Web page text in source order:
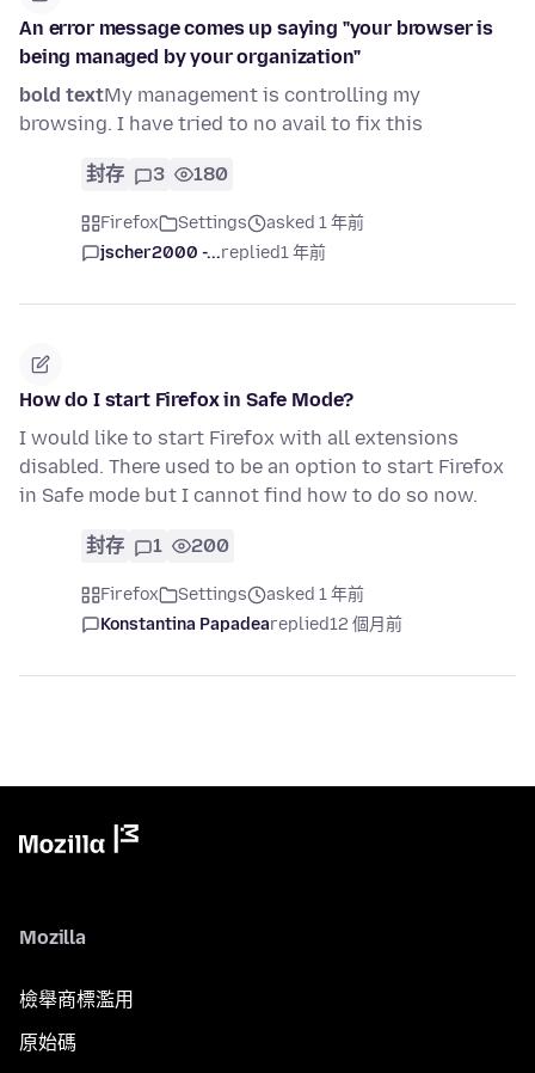
An error message comes up saying "your browser is
being managed by your organization"
bold textMy management is controlling my
browsing. I have tried to no avail to fix this
封存 3 180
Firefox Settings
asked 1 年前
jscher2000 -...replied1 年前
How do I start Firefox in Safe Mode?
I would like to start Firefox with all extensions
disabled. There used to be an option to start Firefox
in Safe mode but I cannot find how to do so now.
封存 1 200
Firefox Settings
asked 1 年前
Konstantina Papadeareplied12 個月前
Mozilla
檢舉商標濫用
原始碼